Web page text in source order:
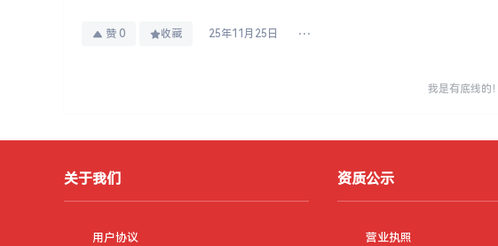
赞 0 收藏 25年11月25日
我是有底线的！
保安招聘
上海ktv招聘包吃包住保安招聘(上海奉杰现代中心园区)负责园
关于我们
用户协议
资质公示
营业执照